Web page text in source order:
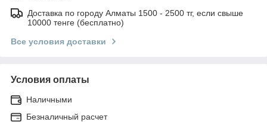
Доставка по городу Алматы 1500 - 2500 тг, если свыше
10000 тенге (бесплатно)
Все условия доставки
Условия оплаты
Наличными
Безналичный расчет